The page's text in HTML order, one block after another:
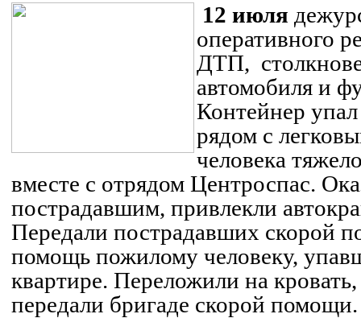
12 июля
оперативного
ДТП,
автомобиля и
Контейнер
рядом с
человека
вместе с отрядом Центроспас.
пострадавшим, привлекли
Передали пострадавших скорой
помощь пожилому человеку,
квартире. Переложили на
передали бригаде скорой помощи.